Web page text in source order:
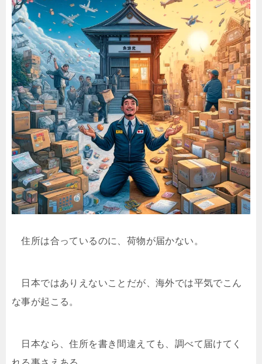
住所は合っているのに、荷物が届かない。
日本ではありえないことだが、海外では平気でこん
な事が起こる。
日本なら、住所を書き間違えても、調べて届けてく